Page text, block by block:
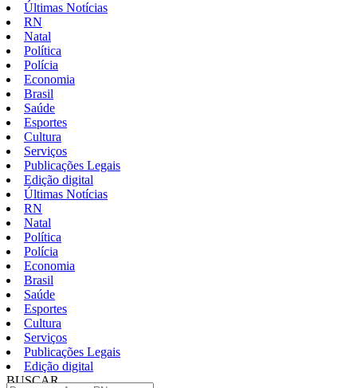
Últimas Notícias
RN
Natal
Política
Polícia
Economia
Brasil
Saúde
Esportes
Cultura
Serviços
Publicações Legais
Edição digital
Últimas Notícias
RN
Natal
Política
Polícia
Economia
Brasil
Saúde
Esportes
Cultura
Serviços
Publicações Legais
Edição digital
BUSCAR